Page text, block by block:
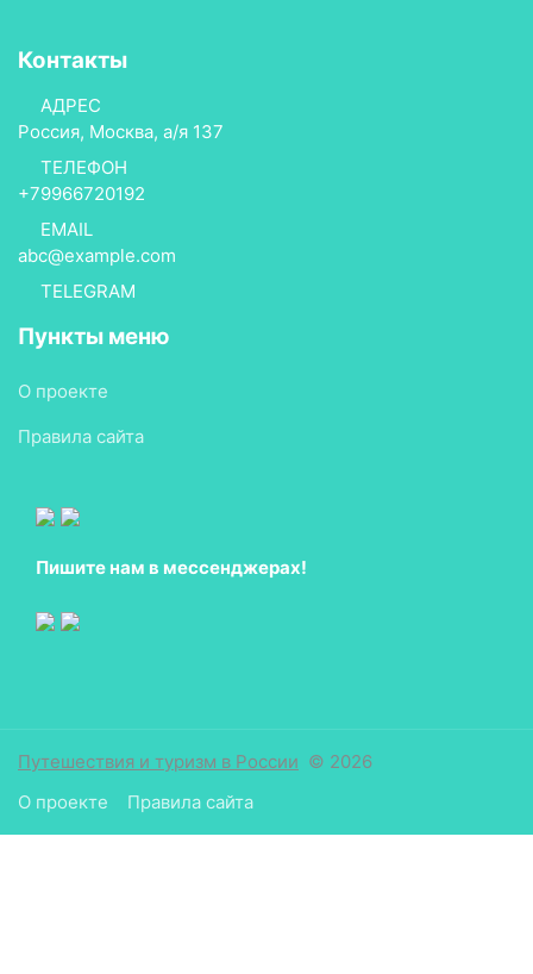
Контакты
АДРЕС
Россия, Москва, а/я 137
ТЕЛЕФОН
+79966720192
EMAIL
abc@example.com
TELEGRAM
Пункты меню
О проекте
Правила сайта
Пишите нам в мессенджерах!
Путешествия и туризм в России © 2026
О проекте
Правила сайта